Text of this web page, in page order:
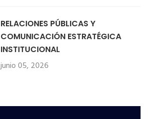
RELACIONES PÚBLICAS Y
COMUNICACIÓN ESTRATÉGICA
INSTITUCIONAL
junio 05, 2026